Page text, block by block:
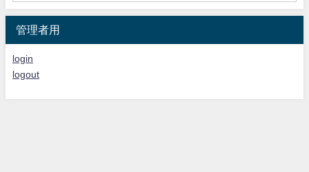
管理者用
login
logout